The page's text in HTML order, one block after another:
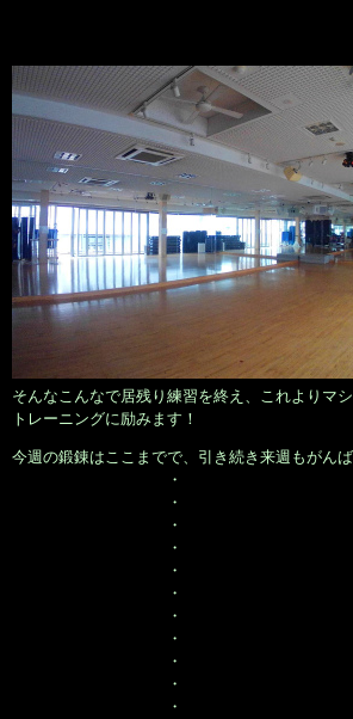
そんなこんなで居残り練習を終え、これよりマ
トレーニングに励みます！
今週の鍛錬はここまでで、引き続き来週もがんば
・
・
・
・
・
・
・
・
・
・
・